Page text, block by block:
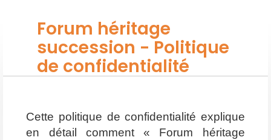
Forum héritage
succession - Politique
de confidentialité
Cette politique de confidentialité explique
en détail comment « Forum héritage